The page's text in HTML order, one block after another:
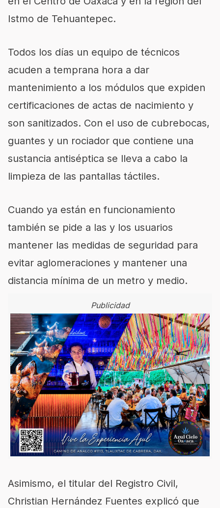
Istmo de Tehuantepec.
Todos los días un equipo de técnicos
acuden a temprana hora a dar
mantenimiento a los módulos que expiden
certificaciones de actas de nacimiento y
son sanitizados. Con el uso de cubrebocas,
guantes y un rociador que contiene una
sustancia antiséptica se lleva a cabo la
limpieza de las pantallas táctiles.
Cuando ya están en funcionamiento
también se pide a las y los usuarios
mantener las medidas de seguridad para
evitar aglomeraciones y mantener una
distancia mínima de un metro y medio.
Publicidad
Asimismo, el titular del Registro Civil,
Christian Hernández Fuentes explicó que